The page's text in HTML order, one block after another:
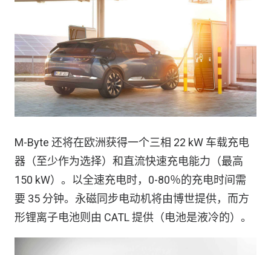
M-Byte 还将在欧洲获得一个三相 22 kW 车载充电
器（至少作为选择）和直流快速充电能力（最高
150 kW）。以全速充电时，0-80％的充电时间需
要 35 分钟。永磁同步电动机将由博世提供，而方
形锂离子电池则由 CATL 提供（电池是液冷的）。